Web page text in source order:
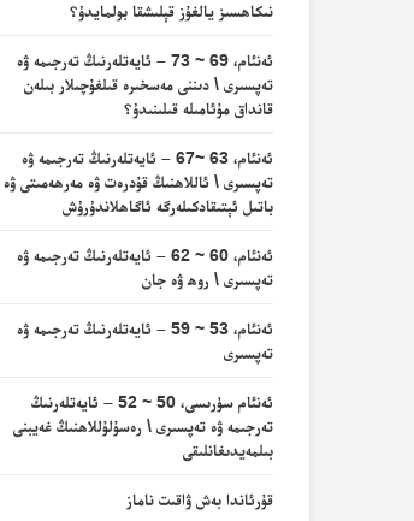
نىكاھسىز يالغۇز قېلىشقا بولمايدۇ؟
ئەنئام، 69 ~ 73 – ئايەتلەرنىڭ تەرجىمە ۋە
تەپسىرى \ دىننى مەسخىرە قىلغۇچىلار بىلەن
قانداق مۇئامىلە قىلىنىدۇ؟
ئەنئام، 63 ~67 – ئايەتلەرنىڭ تەرجىمە ۋە
تەپسىرى \ ئاللاھنىڭ قۇدرەت ۋە مەرھەمىتى ۋە
باتىل ئېتىقادكىلەرگە ئاگاھلاندۇرۇش
ئەنئام، 60 ~ 62 – ئايەتلەرنىڭ تەرجىمە ۋە
تەپسىرى \ روھ ۋە جان
ئەنئام، 53 ~ 59 – ئايەتلەرنىڭ تەرجىمە ۋە
تەپسىرى
ئەنئام سۈرىسى، 50 ~ 52 – ئايەتلەرنىڭ
تەرجىمە ۋە تەپسىرى \ رەسۇلۇللاھنىڭ غەيبنى
بىلمەيدىغانلىقى
قۇرئاندا بەش ۋاقىت ناماز